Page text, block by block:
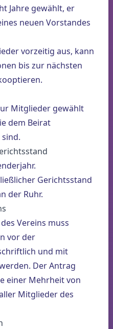
Jahre gewählt, er
neuen Vorstandes
vorzeitig aus, kann
bis zur nächsten
Mitglieder gewählt
dem Beirat
Gerichtsstand
der Ruhr.
Vereins muss
vor der
und mit
Der Antrag
einer Mehrheit von
Mitglieder des